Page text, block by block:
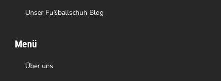
Unser Fußballschuh Blog
Menü
Über uns